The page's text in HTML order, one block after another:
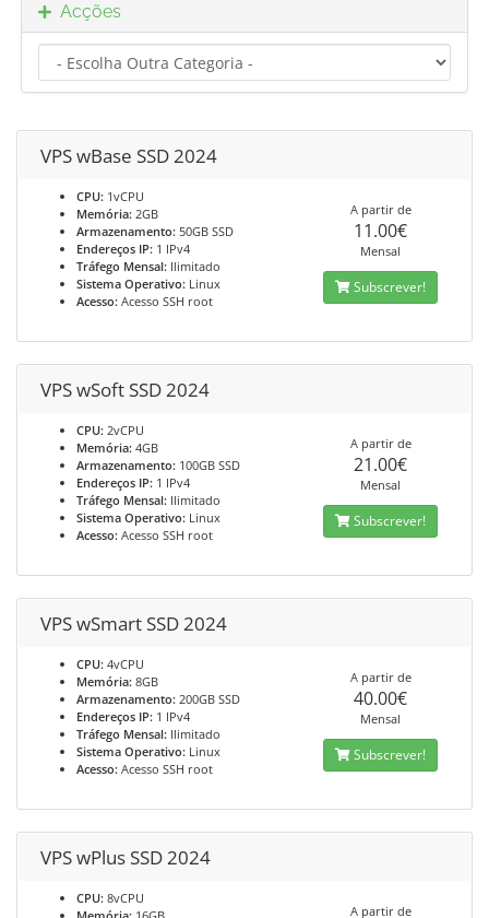
Acções
VPS wBase SSD 2024
CPU: 1vCPU
Memória: 2GB
Armazenamento: 50GB SSD
Endereços IP: 1 IPv4
Tráfego Mensal: Ilimitado
Sistema Operativo: Linux
Acesso: Acesso SSH root
A partir de
11.00€
Mensal
Subscrever!
VPS wSoft SSD 2024
CPU: 2vCPU
Memória: 4GB
Armazenamento: 100GB SSD
Endereços IP: 1 IPv4
Tráfego Mensal: Ilimitado
Sistema Operativo: Linux
Acesso: Acesso SSH root
A partir de
21.00€
Mensal
Subscrever!
VPS wSmart SSD 2024
CPU: 4vCPU
Memória: 8GB
Armazenamento: 200GB SSD
Endereços IP: 1 IPv4
Tráfego Mensal: Ilimitado
Sistema Operativo: Linux
Acesso: Acesso SSH root
A partir de
40.00€
Mensal
Subscrever!
VPS wPlus SSD 2024
CPU: 8vCPU
A partir de